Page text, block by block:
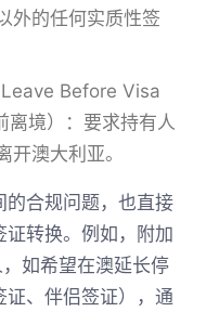
外的任何实质性签
Before Visa
离境）：要求持有人
澳大利亚。
的合规问题，也直接
证转换。例如，附加
如希望在澳延长停
证、伴侣签证），通